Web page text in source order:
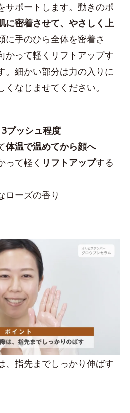
サポートします。動きのポ
に密着させて、やさしく上
に手のひら全体を密着さ
かって軽くリフトアップす
。細かい部分は力の入りに
なじませてください。
プッシュ程度
体温で温めてから顔へ
って軽く リフトアップする
ローズの香り
、指先までしっかり伸ばす